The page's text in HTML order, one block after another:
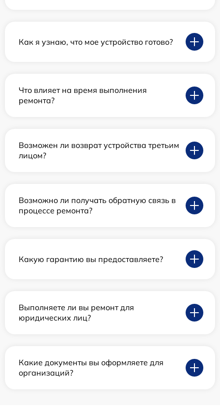
Как я узнаю, что мое устройство готово?
Что влияет на время выполнения
ремонта?
Возможен ли возврат устройства третьим
лицом?
Возможно ли получать обратную связь в
процессе ремонта?
Какую гарантию вы предоставляете?
Выполняете ли вы ремонт для
юридических лиц?
Какие документы вы оформляете для
организаций?